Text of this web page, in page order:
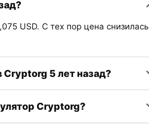
USD. С тех пор цена снизилась
Cryptorg 5 лет назад?
Cryptorg?